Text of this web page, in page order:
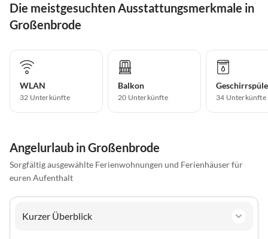
Die meistgesuchten Ausstattungsmerkmale in
Großenbrode
WLAN
32 Unterkünfte
Balkon
20 Unterkünfte 34 Unterkünfte
Angelurlaub in Großenbrode
Sorgfältig ausgewählte Ferienwohnungen und Ferienhäuser für
euren Aufenthalt
Kurzer Überblick